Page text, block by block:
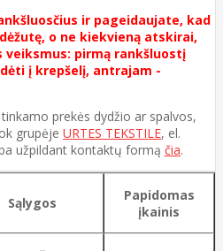
ir pageidaujate, kad
o ne kiekvieną atskirai,
pirmą rankšluostį
į krepšelį, antrajam -
prekės dydžio ar spalvos,
grupėje URTES TEKSTILE, el.
užpildant kontaktų formą čia.
Sąlygos
Papidomas
įkainis